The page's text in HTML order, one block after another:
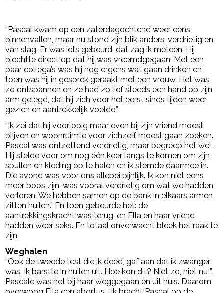
“Pascal kwam op een zaterdagochtend weer eens
binnenvallen, maar nu stond zijn blik anders: verdrietig en
van slag. Er was iets gebeurd, dat zag ik meteen. Hij
biechtte direct op dat hij was vreemdgegaan. Met een
paar collega’s was hij nog ergens wat gaan drinken en
toen was hij in gesprek geraakt met een vrouw. Het was
zo ontspannen en ze had zo lief steeds een hand op zijn
arm gelegd, dat hij zich voor het eerst sinds tijden weer
gezien en aantrekkelijk voelde.”
“Ik zei dat hij voorlopig maar even bij zijn vriend moest
blijven en woonruimte voor zichzelf moest gaan zoeken.
Pascal was ontzettend verdrietig, maar begreep het wel.
Hij stelde voor om nog één keer langs te komen om zijn
spullen en kleding op te halen en ik stemde daarmee in.
Die avond was voor ons allebei pijnlijk. Ik kon niet eens
meer boos zijn, was vooral verdrietig om wat we hadden
verloren. We hebben samen op de bank in elkaars armen
zitten huilen.” En toen gebeurde het: de
aantrekkingskracht was terug, en Ella en haar vriend
hadden weer seks. En totaal onverwacht bleek het raak te
zijn.
Weghalen
“Ook de tweede test die ik deed, gaf aan dat ik zwanger
was. Ik barstte in huilen uit. Hoe kon dit? Niet zo, niet nu!”.
Pascale was net bij haar weggegaan en uit huis. Daarom